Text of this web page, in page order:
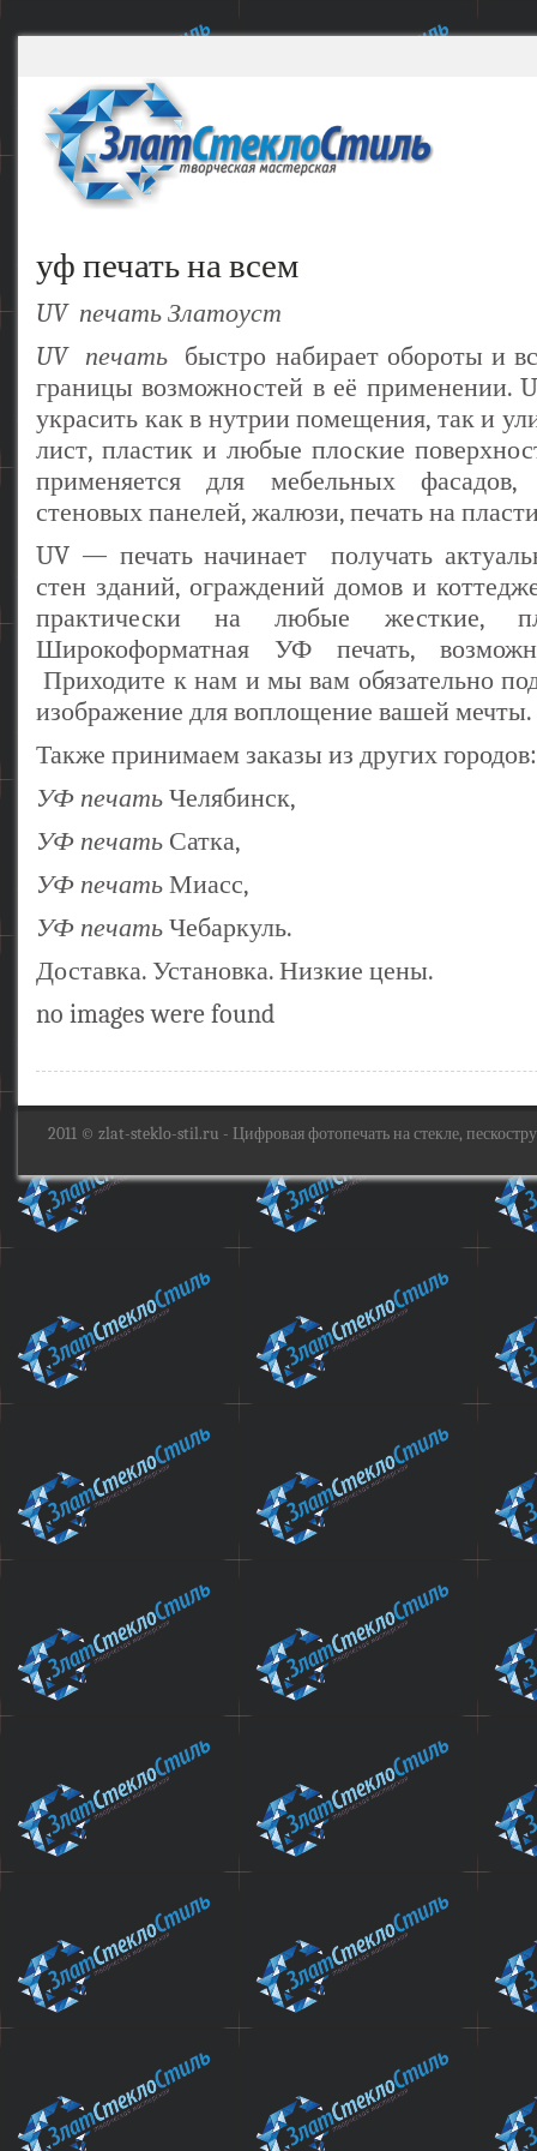
уф печать на всем
UV печать Златоуст
UV печатьбыстро набирает обороты и
границы возможностей в её применении.
украсить как в нутрии помещения, так и
лист, пластик и любые плоские
применяется для мебельных фасадов,
стеновых панелей, жалюзи, печать на
UV — печать начинает получать
стен зданий, ограждений домов и
практически на любые жесткие,
Широкоформатная УФ печать,
Приходите к нам и мы вам обязательно
изображение для воплощение вашей мечты.
Также принимаем заказы из других городов:
УФ печать Челябинск,
УФ печать Сатка,
УФ печать Миасс,
УФ печать Чебаркуль.
Доставка. Установка. Низкие цены.
no images were found
2011 © zlat-steklo-stil.ru - Цифровая фотопечать на стекле,